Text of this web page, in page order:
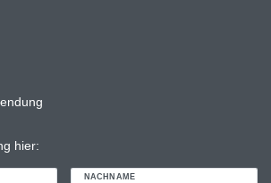
hier:
NACHNAME